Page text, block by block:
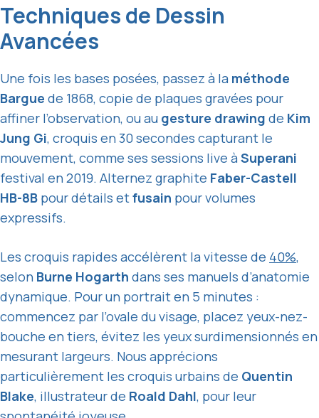
Techniques de Dessin
Avancées
Une fois les bases posées, passez à la méthode
Bargue de 1868, copie de plaques gravées pour
affiner l’observation, ou au gesture drawing de Kim
Jung Gi, croquis en 30 secondes capturant le
mouvement, comme ses sessions live àSuperani
festival en 2019. Alternez graphite Faber-Castell
HB-8B pour détails etfusain pour volumes
expressifs.
Les croquis rapides accélèrent la vitesse de 40%,
selon Burne Hogarth dans ses manuels d’anatomie
dynamique. Pour un portrait en 5 minutes :
commencez par l’ovale du visage, placez yeux-nez-
bouche en tiers, évitez les yeux surdimensionnés en
mesurant largeurs. Nous apprécions
particulièrement les croquis urbains de Quentin
Blake, illustrateur de Roald Dahl, pour leur